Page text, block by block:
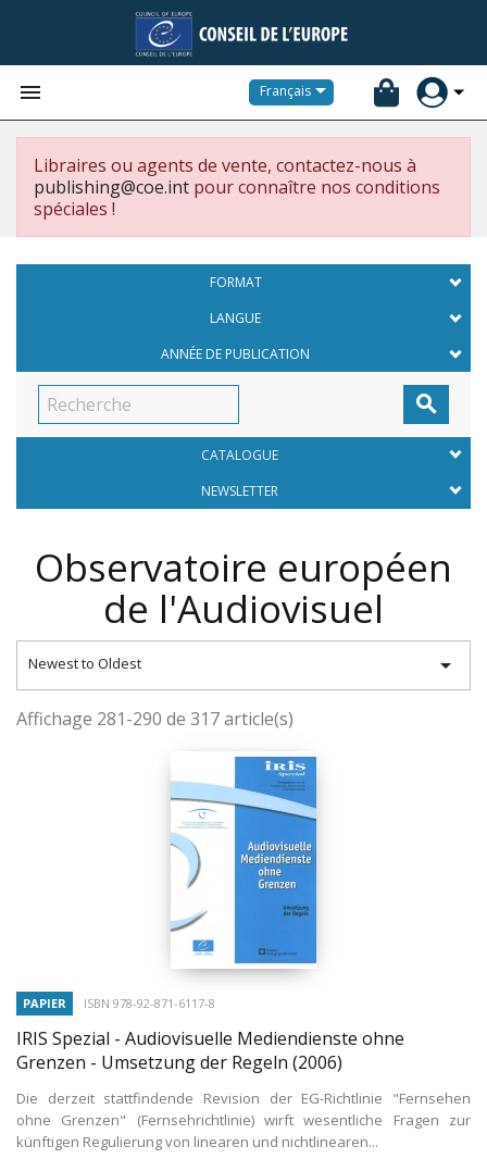
 Français
Libraires ou agents de vente, contactez-nous à
publishing@coe.int pour connaître nos conditions
spéciales !
FORMAT
LANGUE
ANNÉE DE PUBLICATION

CATALOGUE
NEWSLETTER
Observatoire européen
de l'Audiovisuel
Newest to Oldest 
Affichage 281-290 de 317 article(s)
PAPIER ISBN 978-92-871-6117-8
IRIS Spezial - Audiovisuelle Mediendienste ohne
Grenzen - Umsetzung der Regeln (2006)
Die derzeit stattfindende Revision der EG-Richtlinie "Fernsehen
ohne Grenzen" (Fernsehrichtlinie) wirft wesentliche Fragen zur
künftigen Regulierung von linearen und nichtlinearen...